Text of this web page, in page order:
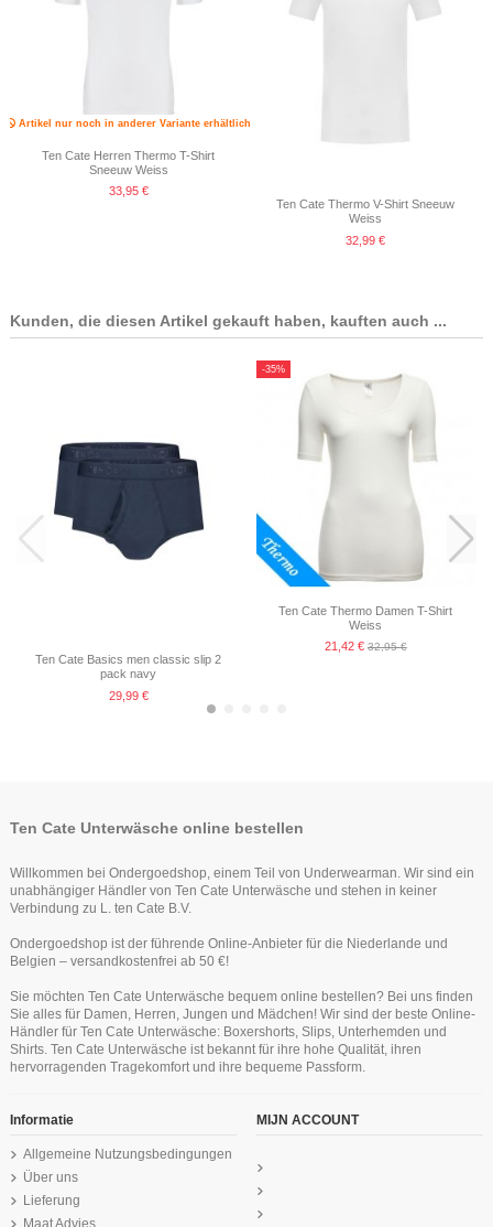
Artikel nur noch in anderer Variante erhältlich
Ten Cate Herren Thermo T-Shirt
Sneeuw Weiss
33,95 €
Ten Cate Thermo V-Shirt Sneeuw
Weiss
32,99 €
Kunden, die diesen Artikel gekauft haben, kauften auch ...
Ten Cate Basics men classic slip 2
pack navy
29,99 €
-35%
Ten Cate Thermo Damen T-Shirt
Weiss
21,42 € 32,95 €
Ten Cate Basics women midi lace
black
15,99 €
24,99 €
Ten Cate Thermo V-Shirt Sneeuw
Weiss
32,99 €
Ten Cate Basics women long shorts
2 pc black
34,99 €
Ten Cate Basics women singlet beige
18,99 €
Ten Cate Secrets Spaghetti Shirt
Taupe
29,99 €
Longsleeve Schwartz
29,56 € 36,95 €
Ten Cate Basics women high leg 2
pack black
24,99 €
Ten Cate Unterwäsche online bestellen
Willkommen bei Ondergoedshop, einem Teil von Underwearman. Wir sind ein
unabhängiger Händler von Ten Cate Unterwäsche und stehen in keiner
Verbindung zu L. ten Cate B.V.
Ondergoedshop ist der führende Online-Anbieter für die Niederlande und
Belgien – versandkostenfrei ab 50 €!
Sie möchten Ten Cate Unterwäsche bequem online bestellen? Bei uns finden
Sie alles für Damen, Herren, Jungen und Mädchen! Wir sind der beste Online-
Händler für Ten Cate Unterwäsche: Boxershorts, Slips, Unterhemden und
Shirts. Ten Cate Unterwäsche ist bekannt für ihre hohe Qualität, ihren
hervorragenden Tragekomfort und ihre bequeme Passform.
Informatie
Allgemeine Nutzungsbedingungen
Über uns
Lieferung
Maat Advies
MIJN ACCOUNT